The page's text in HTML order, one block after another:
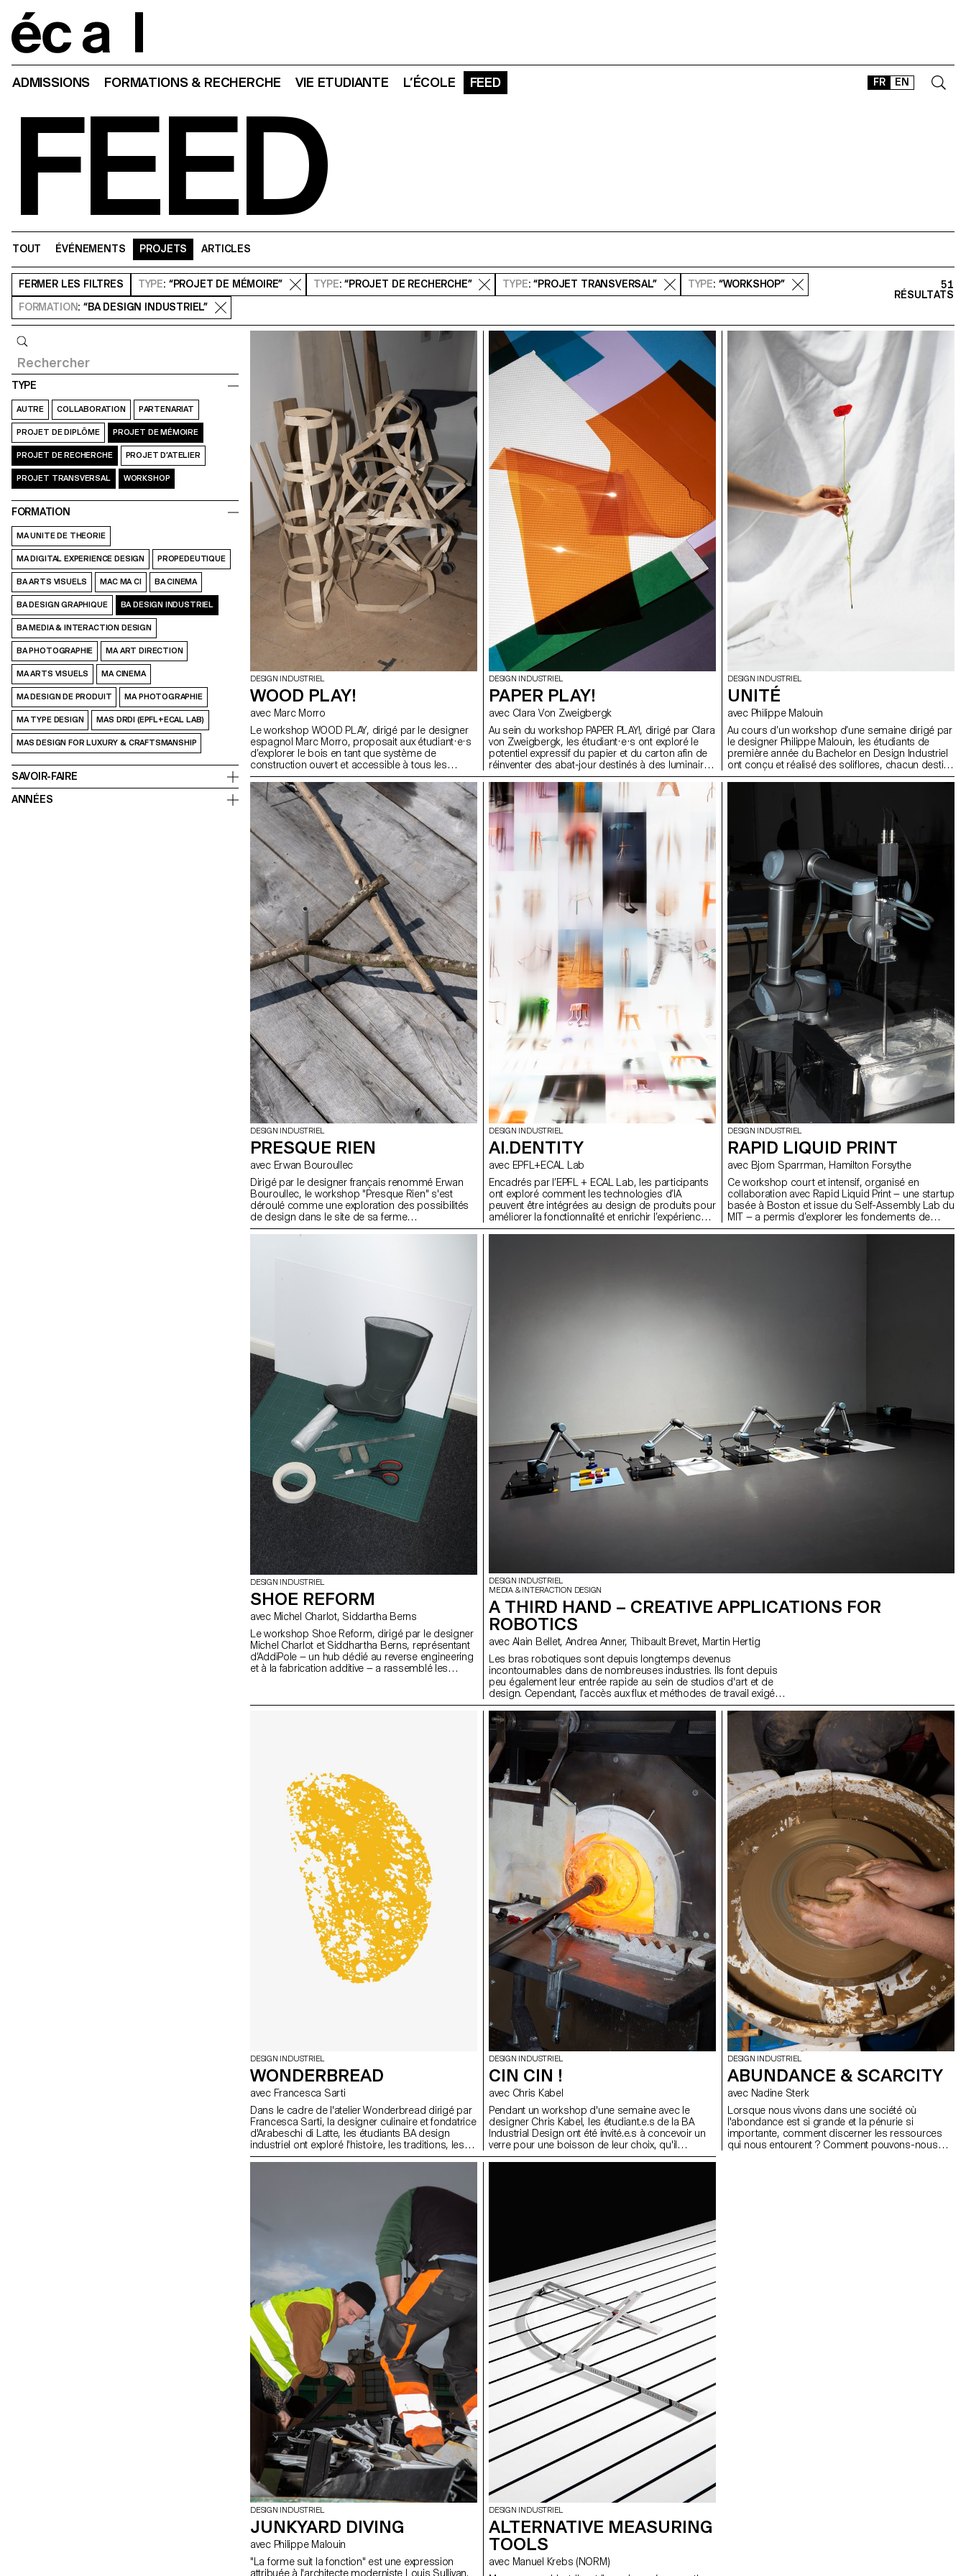
FR EN
ADMISSIONS FORMATIONS & RECHERCHE VIE ETUDIANTE L’ÉCOLE FEED
FEED
TOUT ÉVÉNEMENTS PROJETS ARTICLES
FERMER LES FILTRES TYPE: “PROJET DE MÉMOIRE” TYPE: “PROJET DE RECHERCHE” TYPE: “PROJET TRANSVERSAL” TYPE: “WORKSHOP”
FORMATION: “BA DESIGN INDUSTRIEL”
51
RÉSULTATS
TYPE
AUTRE COLLABORATION PARTENARIAT
PROJET DE DIPLÔME PROJET DE MÉMOIRE
PROJET DE RECHERCHE PROJET D’ATELIER
PROJET TRANSVERSAL WORKSHOP
FORMATION
MA UNITE DE THEORIE
MA DIGITAL EXPERIENCE DESIGN PROPEDEUTIQUE
BA ARTS VISUELS MAC MA CI BA CINEMA
BA DESIGN GRAPHIQUE BA DESIGN INDUSTRIEL
BA MEDIA & INTERACTION DESIGN
BA PHOTOGRAPHIE MA ART DIRECTION
MA ARTS VISUELS MA CINEMA
MA DESIGN DE PRODUIT MA PHOTOGRAPHIE
MA TYPE DESIGN MAS DRDI (EPFL+ECAL LAB)
MAS DESIGN FOR LUXURY & CRAFTSMANSHIP
SAVOIR-FAIRE
ANNÉES
DESIGN INDUSTRIEL
WOOD PLAY!
avec Marc Morro
Le workshop WOOD PLAY, dirigé par le designer
espagnol Marc Morro, proposait aux étudiant·e·s
d’explorer le bois en tant que système de
construction ouvert et accessible à tous les
publics. L’objectif était de stimuler la créativité et
l’expérimentation à travers la conception de
modules ludiques et reconfigurables, exploitant
les potentialités et les contraintes du matériau,
tout en évitant une approche formelle trop
enfantine.
DESIGN INDUSTRIEL
PAPER PLAY!
avec Clara Von Zweigbergk
Au sein du workshop PAPER PLAY!, dirigé par Clara
von Zweigbergk, les étudiant·e·s ont exploré le
potentiel expressif du papier et du carton afin de
réinventer des abat-jour destinés à des luminaires
de plafond, muraux, sur pied, de chevet, de table
ou portables. L’accent a été mis sur
l’expérimentation et le jeu — en testant les
possibilités et les limites du papier, de la lumière,
de la couleur et de la forme pour développer de
nouvelles expressions lumineuses.
DESIGN INDUSTRIEL
UNITÉ
avec Philippe Malouin
Au cours d’un workshop d’une semaine dirigé par
le designer Philippe Malouin, les étudiants de
première année du Bachelor en Design Industriel
ont conçu et réalisé des soliflores, chacun destiné
à accueillir une fleur unique de leur choix.
DESIGN INDUSTRIEL
PRESQUE RIEN
avec Erwan Bouroullec
Dirigé par le designer français renommé Erwan
Bouroullec, le workshop "Presque Rien" s'est
déroulé comme une exploration des possibilités
de design dans le site de sa ferme
bourguignonne récemment rénovée. Le projet
prévoyait un canevas ouvert, encourageant les
DESIGN INDUSTRIEL
AI.DENTITY
avec EPFL+ECAL Lab
Encadrés par l’EPFL + ECAL Lab, les participants
ont exploré comment les technologies d’IA
peuvent être intégrées au design de produits pour
améliorer la fonctionnalité et enrichir l’expérience
utilisateur. Au cours de cette semaine d’atelier, les
DESIGN INDUSTRIEL
RAPID LIQUID PRINT
avec Bjorn Sparrman, Hamilton Forsythe
Ce workshop court et intensif, organisé en
collaboration avec Rapid Liquid Print — une startup
basée à Boston et issue du Self-Assembly Lab du
MIT — a permis d’explorer les fondements de
l’Embedded 3D Printing, en questionnant de
DESIGN INDUSTRIEL
SHOE REFORM
avec Michel Charlot, Siddartha Berns
Le workshop Shoe Reform, dirigé par le designer
Michel Charlot et Siddhartha Berns, représentant
d’AddiPole — un hub dédié au reverse engineering
et à la fabrication additive — a rassemblé les
collaboration avec le Technopôle Sainte-Croix.
DESIGN INDUSTRIEL
MEDIA & INTERACTION DESIGN
A THIRD HAND – CREATIVE APPLICATIONS FOR
ROBOTICS
avec Alain Bellet, Andrea Anner, Thibault Brevet, Martin Hertig
Les bras robotiques sont depuis longtemps devenus
incontournables dans de nombreuses industries. Ils font depuis
peu également leur entrée rapide au sein de studios d'art et de
design. Cependant, l’accès aux flux et méthodes de travail exigés
par ces machines reste difficile et cela notamment en raison d'un
manque évident de ressources de référence adaptées à cette
communauté. Il en va de même au sein des écoles d’art et de
design qui investissent de plus en plus souvent dans ce type
d’équipement sans pour autant avoir les ressources pour les
exploiter. Ce projet de recherche se base sur des cas d’étude
appliqués pour explorer et définir un ensemble de méthodes de
travail exemplaires, capables d'informer et d'inspirer les futurs
utilisateurs.
DESIGN INDUSTRIEL
WONDERBREAD
avec Francesca Sarti
Dans le cadre de l'atelier Wonderbread dirigé par
Francesca Sarti, la designer culinaire et fondatrice
d'Arabeschi di Latte, les étudiants BA design
industriel ont exploré l'histoire, les traditions, les
rituels et les recettes liés au pain, afin d'imaginer
DESIGN INDUSTRIEL
CIN CIN !
avec Chris Kabel
Pendant un workshop d'une semaine avec le
designer Chris Kabel, les étudiant.e.s de la BA
Industrial Design ont été invité.e.s à concevoir un
verre pour une boisson de leur choix, qu'il
s'agisse d'un cocktail, d'une bière fraîche, d'un
artisan.e.s du fabricant de verre suisse
DESIGN INDUSTRIEL
ABUNDANCE & SCARCITY
avec Nadine Sterk
Lorsque nous vivons dans une société où
l'abondance est si grande et la pénurie si
importante, comment discerner les ressources
qui nous entourent ? Comment pouvons-nous
DESIGN INDUSTRIEL
JUNKYARD DIVING
avec Philippe Malouin
"La forme suit la fonction" est une expression
attribuée à l'architecte moderniste Louis Sullivan.
DESIGN INDUSTRIEL
ALTERNATIVE MEASURING
TOOLS
avec Manuel Krebs (NORM)